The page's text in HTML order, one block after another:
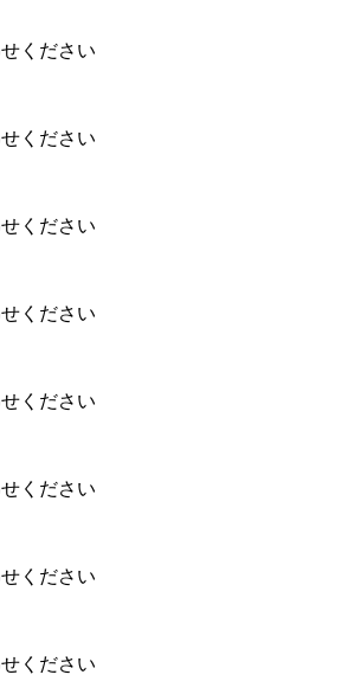
ください
ください
ください
ください
ください
ください
ください
ください